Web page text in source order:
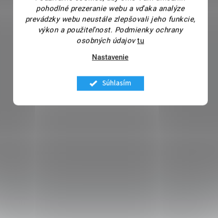
pohodlné prezeranie webu a vďaka analýze
prevádzky webu neustále zlepšovali jeho funkcie,
výkon a použiteľnost. Podmienky ochrany
osobných údajov tu
Nastavenie
Súhlasím